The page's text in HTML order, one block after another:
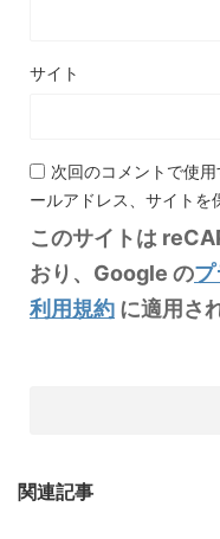
サイト
次回のコメントで使
ールアドレス、サイトを
このサイトは
おり、Google の
利用規約 に適用さ
関連記事